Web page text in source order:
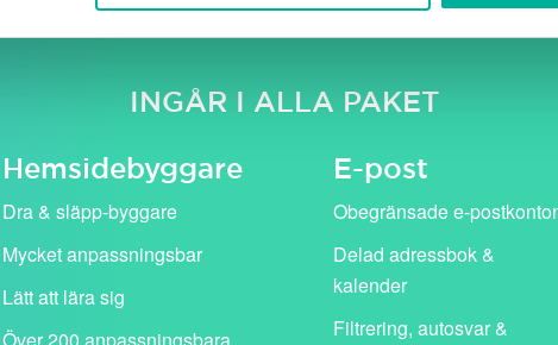
INGÅR I ALLA PAKET
Hemside­byggare
Dra & släpp-byggare
Mycket anpassningsbar
Lätt att lära sig
E-post
Obegränsade e-
Delad adressbok &
kalender
Filtrering, autosvar &